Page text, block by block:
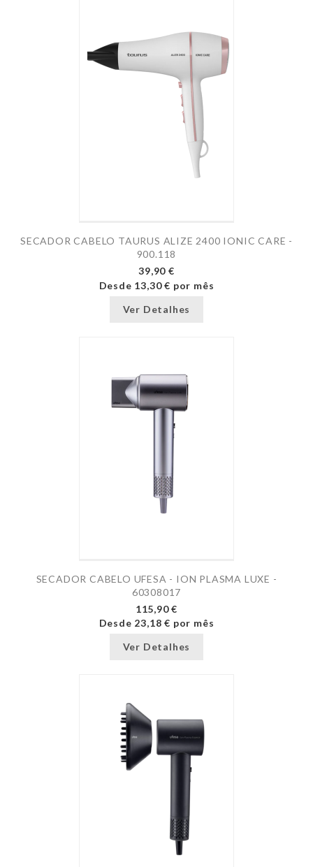
SECADOR CABELO TAURUS ALIZE 2400 IONIC CARE -
900.118
39,90 €
Desde 13,30 € por mês
Ver Detalhes
SECADOR CABELO UFESA - ION PLASMA LUXE -
60308017
115,90 €
Desde 23,18 € por mês
Ver Detalhes